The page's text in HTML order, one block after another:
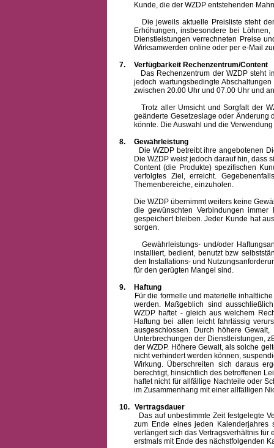
Kunde, die der WZDP entstehenden
Die jeweils aktuelle Preisliste steht dem
Erhöhungen, insbesondere bei
Dienstleistungen verrechneten Preise
Wirksamwerden online oder per e-Mail
7.
Verfügbarkeit Rechenzentrum/Content
Das Rechenzentrum der WZDP steht im
jedoch wartungsbedingte
zwischen 20.00 Uhr und 07.00 Uhr und
Trotz aller Umsicht und Sorgfalt der
geänderte Gesetzeslage oder Änderung
könnte. Die Auswahl und die
8.
Gewährleistung
Die WZDP betreibt ihre angebotenen
Die WZDP weist jedoch darauf hin, dass
Content (die Produkte) spezifischen
verfolgtes Ziel, erreicht.
Themenbereiche, einzuholen.
Die WZDP übernimmt weiters keine
die gewünschten Verbindungen
gespeichert bleiben. Jeder Kunde hat
sorgen.
Gewährleistungs- und/oder
installiert, bedient, benutzt bzw
den Installations- und
für den gerügten Mangel sind.
9.
Haftung
Für die formelle und materielle
werden. Maßgeblich sind
WZDP haftet - gleich aus welchem
Haftung bei allen leicht fahrlässig
ausgeschlossen. Durch höhere
Unterbrechungen der Dienstleistungen,
der WZDP. Höhere Gewalt, als solche
nicht verhindert werden können,
Wirkung. Überschreiten sich daraus
berechtigt, hinsichtlich des betroffenen
haftet nicht für allfällige Nachteile oder
im Zusammenhang mit einer allfälligen
10. Vertragsdauer
Das auf unbestimmte Zeit festgelegte
zum Ende eines jeden Kalenderjahres
verlängert sich das Vertragsverhältnis
erstmals mit Ende des nächstfolgenden